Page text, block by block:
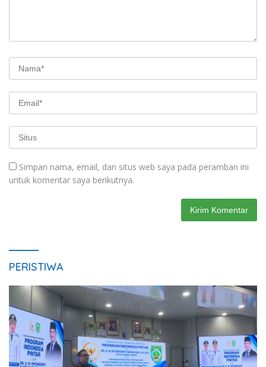
Simpan nama, email, dan situs web saya pada peramban ini
untuk komentar saya berikutnya.
PERISTIWA